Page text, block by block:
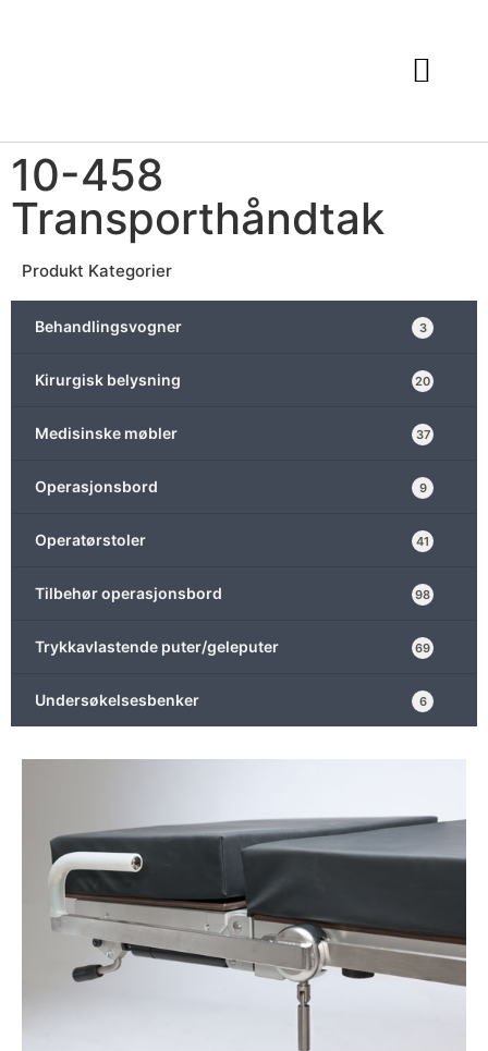
10-458
Transporthåndtak
Produkt Kategorier
Behandlingsvogner 3
Kirurgisk belysning 20
Medisinske møbler 37
Operasjonsbord 9
Operatørstoler 41
Tilbehør operasjonsbord 98
Trykkavlastende puter/geleputer 69
Undersøkelsesbenker 6